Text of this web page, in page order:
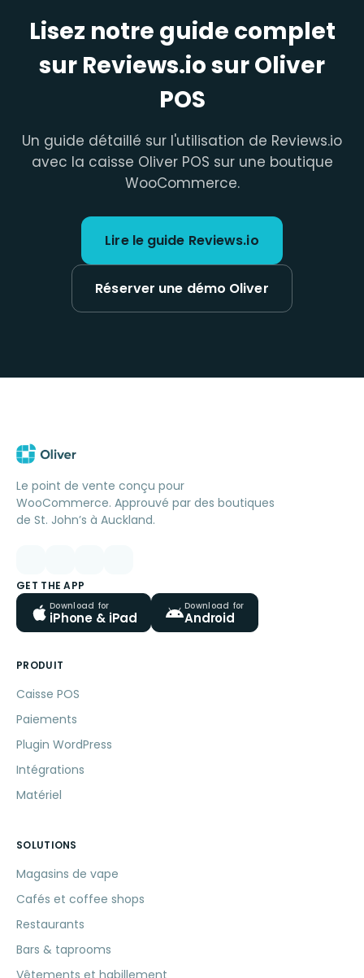
Lisez notre guide complet
sur Reviews.io sur Oliver
POS
Un guide détaillé sur l'utilisation de Reviews.io
avec la caisse Oliver POS sur une boutique
WooCommerce.
Lire le guide Reviews.io
Réserver une démo Oliver
Le point de vente conçu pour
WooCommerce. Approuvé par des boutiques
de St. John’s à Auckland.
GET THE APP
Download for
iPhone & iPad
Download for
Android
PRODUIT
Caisse POS
Paiements
Plugin WordPress
Intégrations
Matériel
SOLUTIONS
Magasins de vape
Cafés et coffee shops
Restaurants
Bars & taprooms